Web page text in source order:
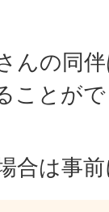
んの同
ことが
合は事